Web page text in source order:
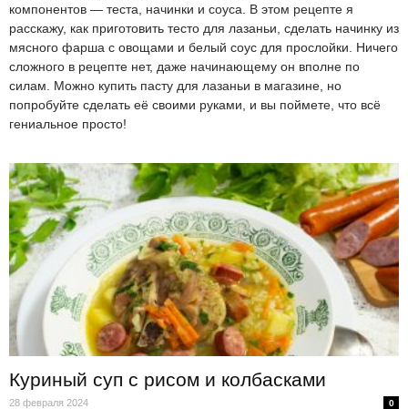
компонентов — теста, начинки и соуса. В этом рецепте я
расскажу, как приготовить тесто для лазаньи, сделать начинку из
мясного фарша с овощами и белый соус для прослойки. Ничего
сложного в рецепте нет, даже начинающему он вполне по
силам. Можно купить пасту для лазаньи в магазине, но
попробуйте сделать её своими руками, и вы поймете, что всё
гениальное просто!
Куриный суп с рисом и колбасками
28 февраля 2024 0